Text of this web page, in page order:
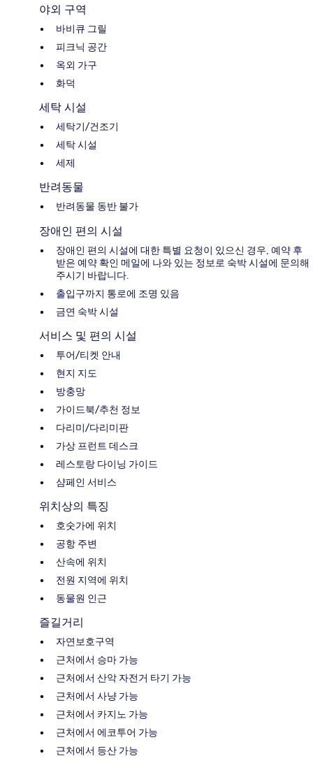
야외 구역
바비큐 그릴
피크닉 공간
옥외 가구
화덕
세탁 시설
세탁기/건조기
세탁 시설
세제
반려동물
반려동물 동반 불가
장애인 편의 시설
장애인 편의 시설에 대한 특별 요청이 있으신 경우, 예약 후
받은 예약 확인 메일에 나와 있는 정보로 숙박 시설에 문의해
주시기 바랍니다.
출입구까지 통로에 조명 있음
금연 숙박 시설
서비스 및 편의 시설
투어/티켓 안내
현지 지도
방충망
가이드북/추천 정보
다리미/다리미판
가상 프런트 데스크
레스토랑 다이닝 가이드
샴페인 서비스
위치상의 특징
호숫가에 위치
공항 주변
산속에 위치
전원 지역에 위치
동물원 인근
즐길거리
자연보호구역
근처에서 승마 가능
근처에서 산악 자전거 타기 가능
근처에서 사냥 가능
근처에서 카지노 가능
근처에서 에코투어 가능
근처에서 등산 가능